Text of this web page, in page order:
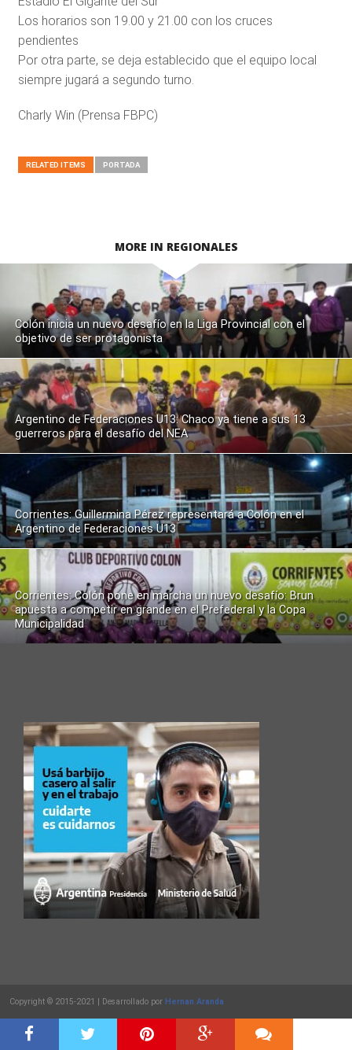
Los horarios son 19.00 y 21.00 con los cruces
pendientes
Por otra parte, se deja establecido que el equipo local
siempre jugará a segundo turno.
Charly Win (Prensa FBPC)
RELATED ITEMS PORTADA
MORE IN REGIONALES
Colón inicia un nuevo desafío en la Liga Provincial con el
objetivo de ser protagonista
Argentino de Federaciones U13: Chaco ya tiene a sus 13
guerreros para el desafío del NEA
Corrientes: Guillermina Pérez representará a Colón en el
Argentino de Federaciones U13
Corrientes: Colón pone en marcha un nuevo desafío: Brun
apuesta a competir en grande en el Prefederal y la Copa
Municipalidad
Copyright © 2015-2021 | Desarrollado por Hernan Aranda